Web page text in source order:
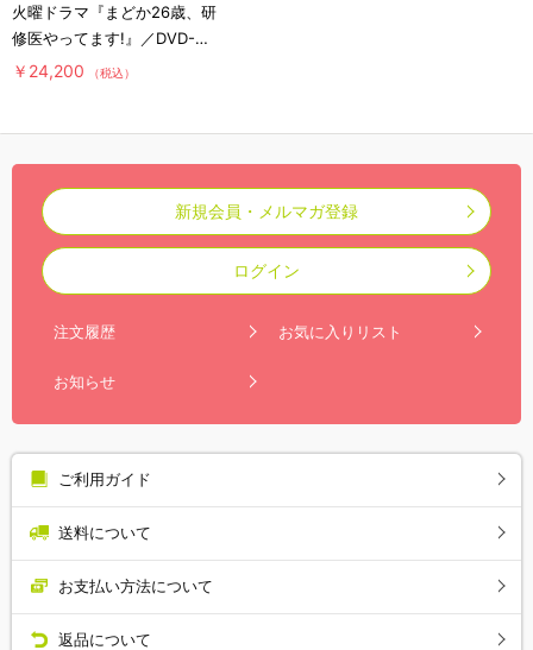
火曜ドラマ『まどか26歳、研
修医やってます!』／DVD-
BOX（送料無料・6枚組）
￥24,200 （税込）
新規会員・メルマガ登録
ログイン
注文履歴 お気に入りリスト
お知らせ
ご利用ガイド
送料について
お支払い方法について
返品について